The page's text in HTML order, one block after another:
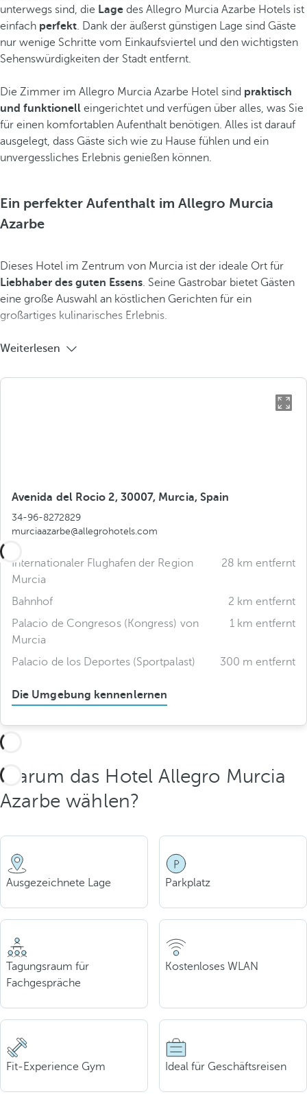
unterwegs sind, die Lage des Allegro Murcia Azarbe Hotels ist
einfach perfekt. Dank der äußerst günstigen Lage sind Gäste
nur wenige Schritte vom Einkaufsviertel und den wichtigsten
Sehenswürdigkeiten der Stadt entfernt.
Die Zimmer im Allegro Murcia Azarbe Hotel sind praktisch
und funktionell eingerichtet und verfügen über alles, was Sie
für einen komfortablen Aufenthalt benötigen. Alles ist darauf
ausgelegt, dass Gäste sich wie zu Hause fühlen und ein
unvergessliches Erlebnis genießen können.
Ein perfekter Aufenthalt im Allegro Murcia
Azarbe
Dieses Hotel im Zentrum von Murcia ist der ideale Ort für
Liebhaber des guten Essens. Seine Gastrobar bietet Gästen
eine große Auswahl an köstlichen Gerichten für ein
großartiges kulinarisches Erlebnis.
Weiterlesen
Avenida del Rocio 2, 30007, Murcia, Spain
34-96-8272829
murciaazarbe@allegrohotels.com
Internationaler Flughafen der Region
Murcia
28 km entfernt
Bahnhof
2 km entfernt
Palacio de Congresos (Kongress) von
Murcia
1 km entfernt
Palacio de los Deportes (Sportpalast) 300 m entfernt
Die Umgebung kennenlernen
Warum das Hotel Allegro Murcia
Azarbe wählen?
Ausgezeichnete Lage Parkplatz
Tagungsraum für
Fachgespräche
Kostenloses WLAN
Fit-Experience Gym Ideal für Geschäftsreisen